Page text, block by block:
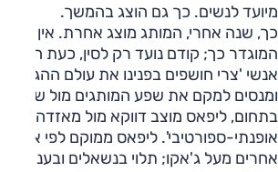
מיועד לנשים. כך גם הוצג בהמשך.
כך, שנה אחרי, המותג מוצג אחרת. אין מצב
המוגדר כך; קודם נועד רק לסין, כעת הוא
אנשי 'צרי חושפים בפנינו את עולם
ומנסים למקם את שפע המותגים מול שמות
בתחום, ליפאס מוצב דווקא מול מאזדה
אופנתי-ספורטיבי'. ליפאס ממוקם לפי אחדים
אחרים מעל ג'אקו; תלוי בנשאלים ובעניין